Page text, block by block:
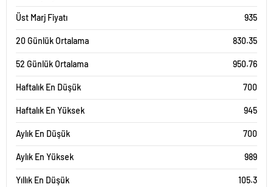
Üst Marj Fiyatı 935
20 Günlük Ortalama 830.35
52 Günlük Ortalama 950.76
Haftalık En Düşük 700
Haftalık En Yüksek 945
Aylık En Düşük 700
Aylık En Yüksek 989
Yıllık En Düşük 105.3